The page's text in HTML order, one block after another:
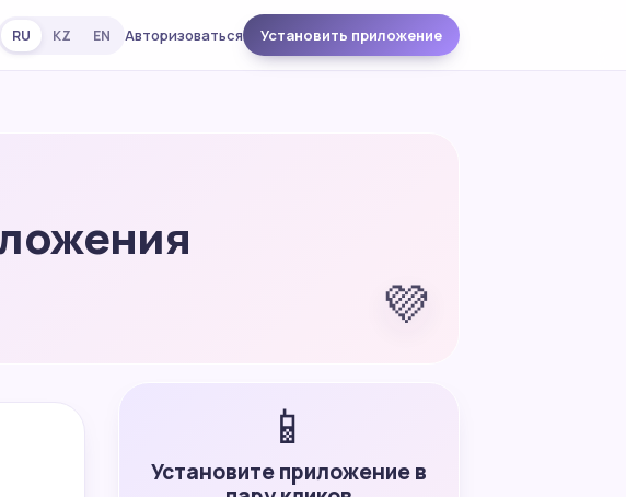
RU KZ EN Авторизоваться Установить приложение
💜
📱
Установите приложение в